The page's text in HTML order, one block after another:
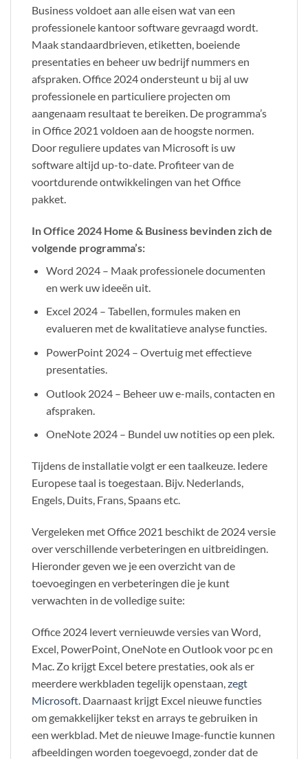
Business voldoet aan alle eisen wat van een
professionele kantoor software gevraagd wordt.
Maak standaardbrieven, etiketten, boeiende
presentaties en beheer uw bedrijf nummers en
afspraken. Office 2024 ondersteunt u bij al uw
professionele en particuliere projecten om
aangenaam resultaat te bereiken. De programma’s
in Office 2021 voldoen aan de hoogste normen.
Door reguliere updates van Microsoft is uw
software altijd up-to-date. Profiteer van de
voortdurende ontwikkelingen van het Office
pakket.
In Office 2024 Home & Business bevinden zich de
volgende programma’s:
Word 2024 – Maak professionele documenten
en werk uw ideeën uit.
Excel 2024 – Tabellen, formules maken en
evalueren met de kwalitatieve analyse functies.
PowerPoint 2024 – Overtuig met effectieve
presentaties.
Outlook 2024 – Beheer uw e-mails, contacten en
afspraken.
OneNote 2024 – Bundel uw notities op een plek.
Tijdens de installatie volgt er een taalkeuze. Iedere
Europese taal is toegestaan. Bijv. Nederlands,
Engels, Duits, Frans, Spaans etc.
Vergeleken met Office 2021 beschikt de 2024 versie
over verschillende verbeteringen en uitbreidingen.
Hieronder geven we je een overzicht van de
toevoegingen en verbeteringen die je kunt
verwachten in de volledige suite:
Office 2024 levert vernieuwde versies van Word,
Excel, PowerPoint, OneNote en Outlook voor pc en
Mac. Zo krijgt Excel betere prestaties, ook als er
meerdere werkbladen tegelijk openstaan, zegt
Microsoft . Daarnaast krijgt Excel nieuwe functies
om gemakkelijker tekst en arrays te gebruiken in
een werkblad. Met de nieuwe Image-functie kunnen
afbeeldingen worden toegevoegd, zonder dat de